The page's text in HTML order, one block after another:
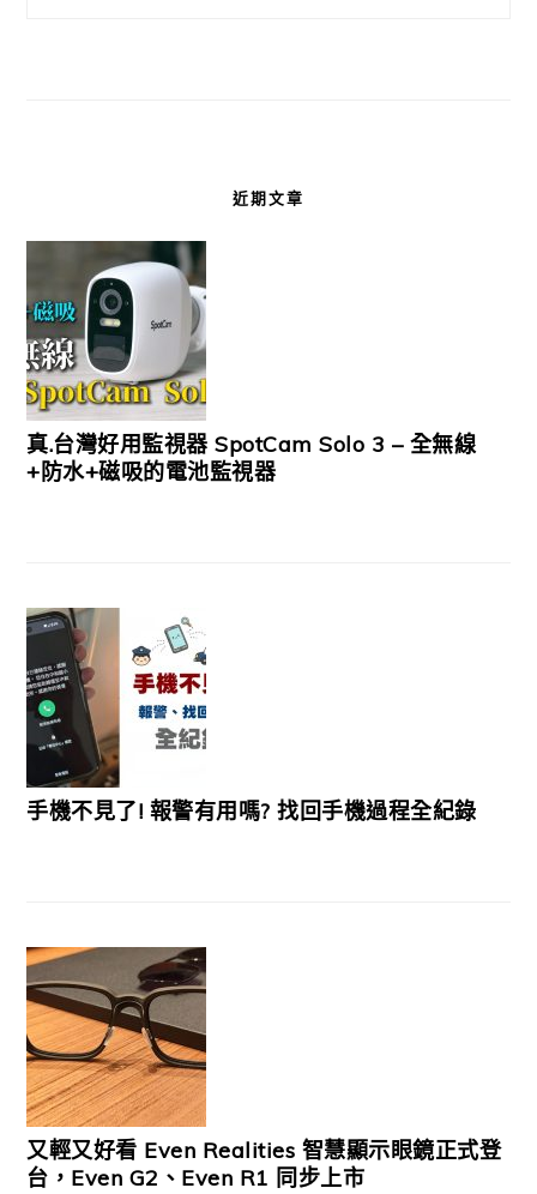
近期文章
真.台灣好用監視器 SpotCam Solo 3 – 全無線
+防水+磁吸的電池監視器
手機不見了! 報警有用嗎? 找回手機過程全紀錄
又輕又好看 Even Realities 智慧顯示眼鏡正式登
台，Even G2、Even R1 同步上市